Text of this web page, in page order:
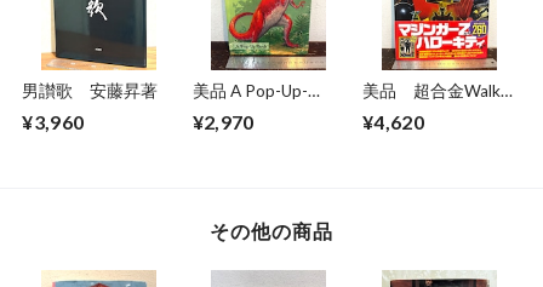
男讃歌 安藤昇著
¥3,960
美品 A Pop-Up-
Giants of the Earth
¥2,970
美品 超合金Walkar
誕生40周年記念
¥4,620
その他の商品